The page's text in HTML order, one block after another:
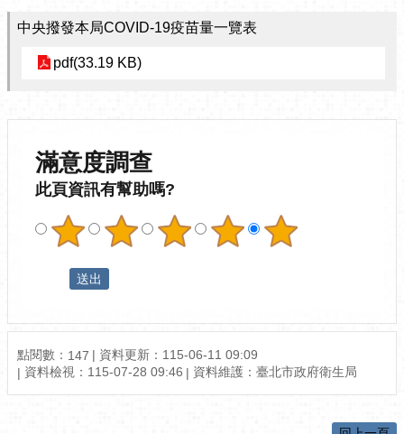
中央撥發本局COVID-19疫苗量一覽表
pdf(33.19 KB)
滿意度調查
此頁資訊有幫助嗎?
點閱數： 147
資料更新：115-06-11 09:09
資料檢視：115-07-28 09:46
資料維護：臺北市政府衛生局